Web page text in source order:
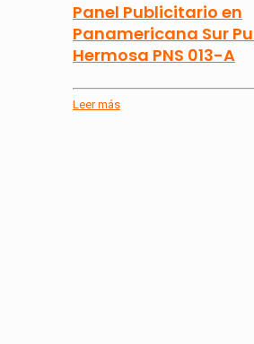
Panel Publicitario en
Panamericana Sur
Hermosa PNS 013-A
Leer más